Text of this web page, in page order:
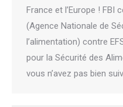
France et l’Europe ! FBI
(Agence Nationale de
l’alimentation) contre
pour la Sécurité des
vous n’avez pas bien